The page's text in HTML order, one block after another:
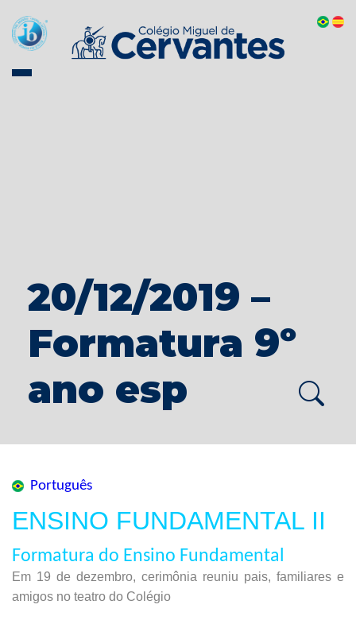
20/12/2019 –
Formatura 9º
ano esp
Português
ENSINO FUNDAMENTAL II
Formatura do Ensino Fundamental
Em 19 de dezembro, cerimônia reuniu pais, familiares e
amigos no teatro do Colégio